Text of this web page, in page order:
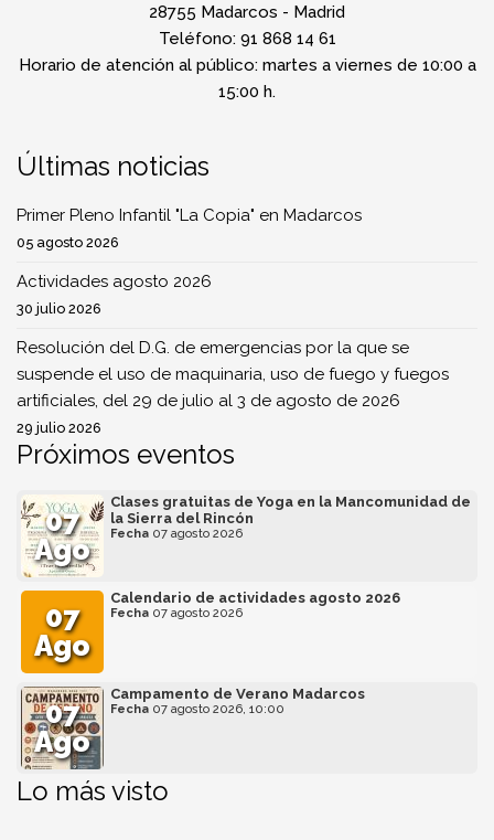
28755 Madarcos - Madrid
Teléfono: 91 868 14 61
Horario de atención al público: martes a viernes de 10:00 a
15:00 h.
Últimas noticias
Primer Pleno Infantil "La Copia" en Madarcos
05 agosto 2026
Actividades agosto 2026
30 julio 2026
Resolución del D.G. de emergencias por la que se
suspende el uso de maquinaria, uso de fuego y fuegos
artificiales, del 29 de julio al 3 de agosto de 2026
29 julio 2026
Próximos eventos
07
Ago
Clases gratuitas de Yoga en la Mancomunidad de
la Sierra del Rincón
Fecha 07 agosto 2026
07
Ago
Calendario de actividades agosto 2026
Fecha 07 agosto 2026
07
Ago
Campamento de Verano Madarcos
Fecha 07 agosto 2026, 10:00
Lo más visto